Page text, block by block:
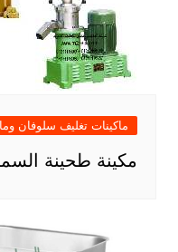
ماكينات تغليف سلوفان
مكينة طحينة